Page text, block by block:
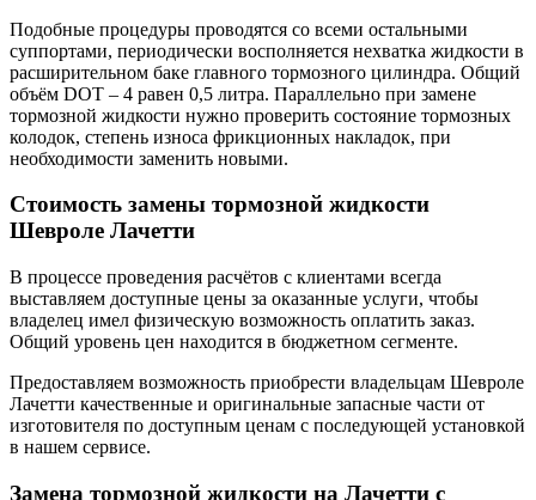
Подобные процедуры проводятся со всеми остальными
суппортами, периодически восполняется нехватка жидкости в
расширительном баке главного тормозного цилиндра. Общий
объём DOT – 4 равен 0,5 литра. Параллельно при замене
тормозной жидкости нужно проверить состояние тормозных
колодок, степень износа фрикционных накладок, при
необходимости заменить новыми.
Стоимость замены тормозной жидкости
Шевроле Лачетти
В процессе проведения расчётов с клиентами всегда
выставляем доступные цены за оказанные услуги, чтобы
владелец имел физическую возможность оплатить заказ.
Общий уровень цен находится в бюджетном сегменте.
Предоставляем возможность приобрести владельцам Шевроле
Лачетти качественные и оригинальные запасные части от
изготовителя по доступным ценам с последующей установкой
в нашем сервисе.
Замена тормозной жидкости на Лачетти с